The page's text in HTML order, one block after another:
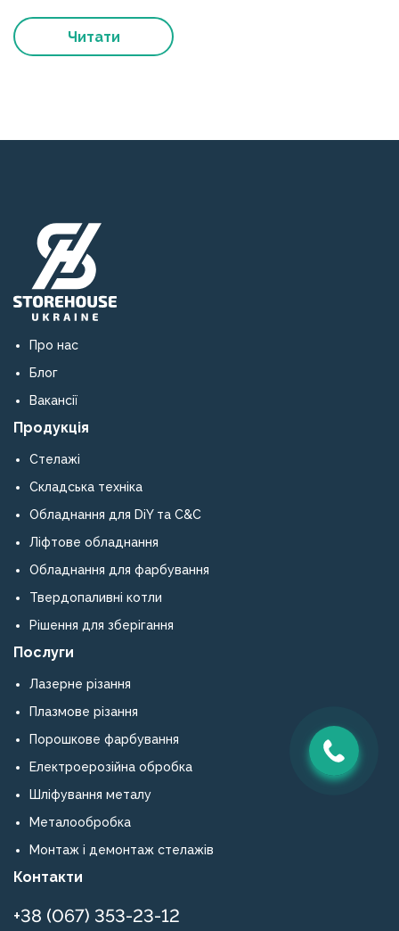
Читати
Про нас
Блог
Вакансії
Продукція
Стелажі
Складська техніка
Обладнання для DiY та C&C
Ліфтове обладнання
Обладнання для фарбування
Твердопаливні котли
Рішення для зберігання
Послуги
Лазерне різання
Плазмове різання
Порошкове фарбування
Електроерозійна обробка
Шліфування металу
Металообробка
Монтаж і демонтаж стелажів
Контакти
+38 (067) 353-23-12